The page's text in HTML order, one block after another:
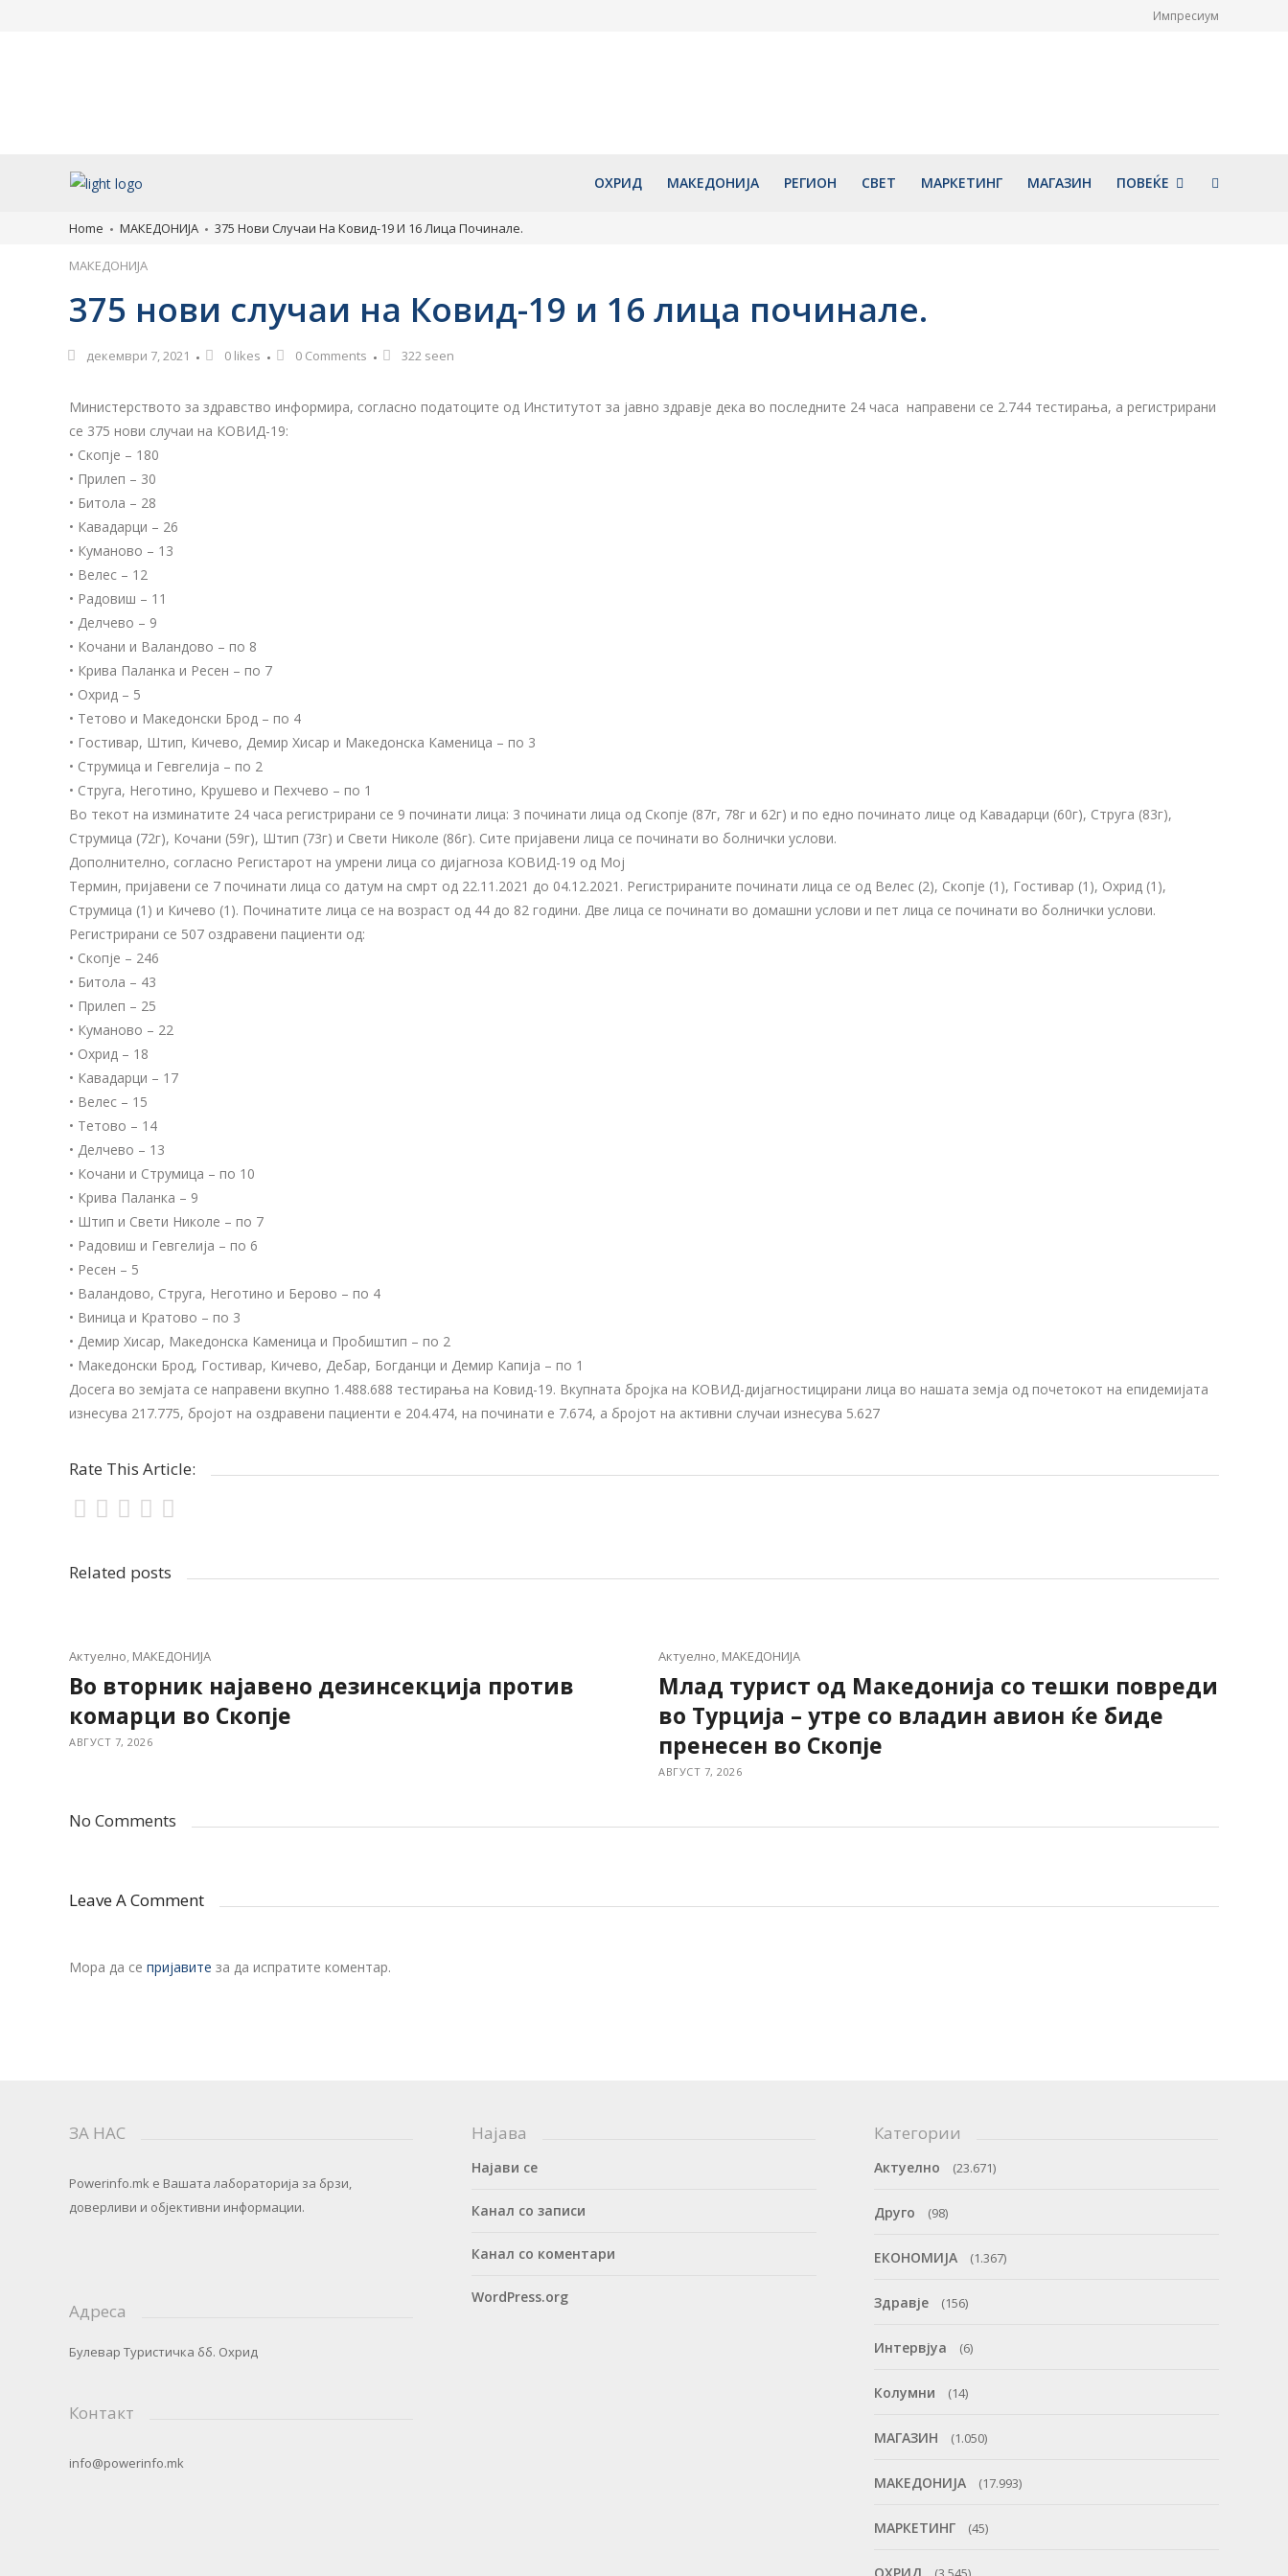
Импресиум
ОХРИД МАКЕДОНИЈА РЕГИОН СВЕТ МАРКЕТИНГ МАГАЗИН ПОВЕЌЕ
Home МАКЕДОНИЈА 375 Нови Случаи На Ковид-19 И 16 Лица Починале.
МАКЕДОНИЈА
375 нови случаи на Ковид-19 и 16 лица починале.
декември 7, 2021 0 likes 0 Comments 322 seen
Министерството за здравство информира, согласно податоците од Институтот за јавно здравје дека во последните 24 часа направени се 2.744 тестирања, а регистрирани
се 375 нови случаи на КОВИД-19:
• Скопје – 180
• Прилеп – 30
• Битола – 28
• Кавадарци – 26
• Куманово – 13
• Велес – 12
• Радовиш – 11
• Делчево – 9
• Кочани и Валандово – по 8
• Крива Паланка и Ресен – по 7
• Охрид – 5
• Тетово и Македонски Брод – по 4
• Гостивар, Штип, Кичево, Демир Хисар и Македонска Каменица – по 3
• Струмица и Гевгелија – по 2
• Струга, Неготино, Крушево и Пехчево – по 1
Во текот на изминатите 24 часа регистрирани се 9 починати лица: 3 починати лица од Скопје (87г, 78г и 62г) и по едно починато лице од Кавадарци (60г), Струга (83г),
Струмица (72г), Кочани (59г), Штип (73г) и Свети Николе (86г). Сите пријавени лица се починати во болнички услови.
Дополнително, согласно Регистарот на умрени лица со дијагноза КОВИД-19 од Мој
Термин, пријавени се 7 починати лица со датум на смрт од 22.11.2021 до 04.12.2021. Регистрираните починати лица се од Велес (2), Скопје (1), Гостивар (1), Охрид (1),
Струмица (1) и Кичево (1). Починатите лица се на возраст од 44 до 82 години. Две лица се починати во домашни услови и пет лица се починати во болнички услови.
Регистрирани сe 507 оздравени пациенти од:
• Скопје – 246
• Битола – 43
• Прилеп – 25
• Куманово – 22
• Охрид – 18
• Кавадарци – 17
• Велес – 15
• Тетово – 14
• Делчево – 13
• Кочани и Струмица – по 10
• Крива Паланка – 9
• Штип и Свети Николе – по 7
• Радовиш и Гевгелија – по 6
• Ресен – 5
• Валандово, Струга, Неготино и Берово – по 4
• Виница и Кратово – по 3
• Демир Хисар, Македонска Каменица и Пробиштип – по 2
• Македонски Брод, Гостивар, Кичево, Дебар, Богданци и Демир Капија – по 1
Досега во земјата се направени вкупно 1.488.688 тестирања на Ковид-19. Вкупната бројка на КОВИД-дијагностицирани лица во нашата земја од почетокот на епидемијата
изнесува 217.775, бројот на оздравени пациенти е 204.474, на починати е 7.674, а бројот на активни случаи изнесува 5.627
Rate This Article:
Related posts
Актуелно, МАКЕДОНИЈА
Во вторник најавено дезинсекција против
комарци во Скопје
АВГУСТ 7, 2026
Актуелно, МАКЕДОНИЈА
Млад турист од Македонија со тешки повреди
во Турција – утре со владин авион ќе биде
пренесен во Скопје
АВГУСТ 7, 2026
No Comments
Leave A Comment
Мора да се пријавите за да испратите коментар.
ЗА НАС
Powerinfo.mk e Вашата лабораторија за брзи,
доверливи и објективни информации.
Адреса
Булевар Туристичка бб. Охрид
Контакт
info@powerinfo.mk
Најава
Најави се
Канал со записи
Канал со коментари
WordPress.org
Категории
Актуелно (23.671)
Друго (98)
ЕКОНОМИЈА (1.367)
Здравје (156)
Интервјуа (6)
Колумни (14)
МАГАЗИН (1.050)
МАКЕДОНИЈА (17.993)
МАРКЕТИНГ (45)